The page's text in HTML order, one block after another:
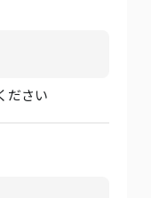
ださい